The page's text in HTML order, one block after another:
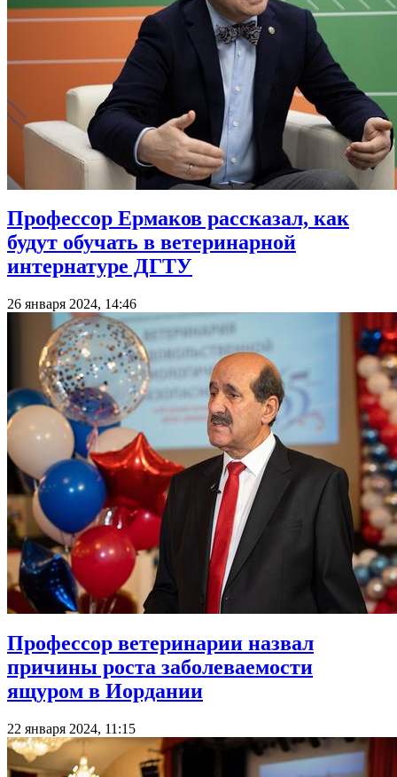
Профессор Ермаков рассказал, как
будут обучать в ветеринарной
интернатуре ДГТУ
26 января 2024, 14:46
Профессор ветеринарии назвал
причины роста заболеваемости
ящуром в Иордании
22 января 2024, 11:15